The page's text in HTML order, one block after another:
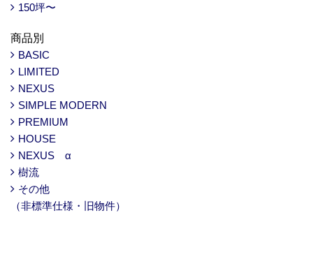
150坪〜
商品別
BASIC
LIMITED
NEXUS
SIMPLE MODERN
PREMIUM
HOUSE
NEXUS α
樹流
その他
（非標準仕様・旧物件）